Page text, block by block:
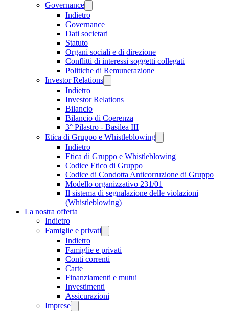
Governance
Indietro
Governance
Dati societari
Statuto
Organi sociali e di direzione
Conflitti di interessi soggetti collegati
Politiche di Remunerazione
Investor Relations
Indietro
Investor Relations
Bilancio
Bilancio di Coerenza
3° Pilastro - Basilea III
Etica di Gruppo e Whistleblowing
Indietro
Etica di Gruppo e Whistleblowing
Codice Etico di Gruppo
Codice di Condotta Anticorruzione di Gruppo
Modello organizzativo 231/01
Il sistema di segnalazione delle violazioni
(Whistleblowing)
La nostra offerta
Indietro
Famiglie e privati
Indietro
Famiglie e privati
Conti correnti
Carte
Finanziamenti e mutui
Investimenti
Assicurazioni
Imprese